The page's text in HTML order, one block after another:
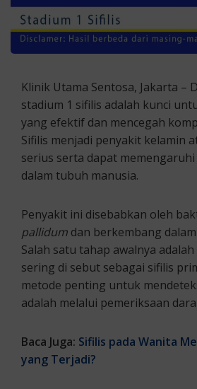
Klinik Utama Sentosa, Jakarta –
stadium 1 sifilis adalah kunci
yang efektif dan mencegah
Sifilis menjadi penyakit kelamin
serius serta dapat
dalam tubuh manusia.
Penyakit ini disebabkan oleh
pallidum dan berkembang
Salah satu tahap awalnya
sering di sebut sebagai sifilis
metode penting untuk
adalah melalui pemeriksaan
Baca Juga: Sifilis pada Wanita
yang Terjadi?